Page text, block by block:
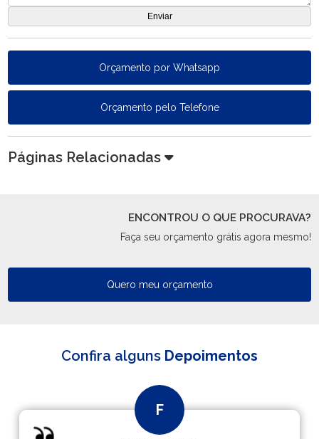
Orçamento por Whatsapp
Orçamento pelo Telefone
Páginas Relacionadas
ENCONTROU O QUE PROCURAVA?
Faça seu orçamento grátis agora mesmo!
Quero meu orçamento
Confira alguns Depoimentos